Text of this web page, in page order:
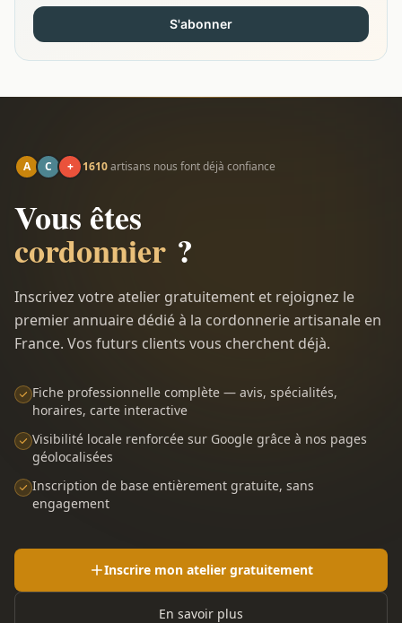
S'abonner
A C + 1610artisans nous font déjà confiance
Vous êtes
cordonnier ?
Inscrivez votre atelier gratuitement et rejoignez le
premier annuaire dédié à la cordonnerie artisanale en
France. Vos futurs clients vous cherchent déjà.
Fiche professionnelle complète — avis, spécialités,
horaires, carte interactive
Visibilité locale renforcée sur Google grâce à nos pages
géolocalisées
Inscription de base entièrement gratuite, sans
engagement
Inscrire mon atelier gratuitement
En savoir plus